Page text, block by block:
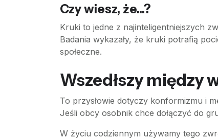
Czy wiesz, że...?
Kruki to jedne z najinteligentniejszych
Badania wykazały, że kruki potrafią
społeczne.
Wszedłszy między
To przysłowie dotyczy konformizmu i
Jeśli obcy osobnik chce dołączyć do
W życiu codziennym używamy tego